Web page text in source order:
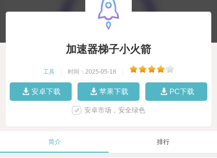
加速器梯子小火箭
工具 时间：2025-05-18
安卓下载 苹果下载 PC下载
安卓市场，安全绿色
简介 排行